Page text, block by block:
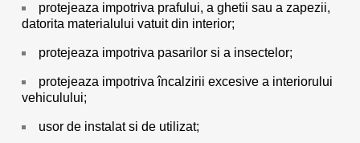
protejeaza impotriva prafului, a ghetii sau a zapezii,
datorita materialului vatuit din interior;
protejeaza impotriva pasarilor si a insectelor;
protejeaza impotriva încalzirii excesive a interiorului
vehiculului;
usor de instalat si de utilizat;